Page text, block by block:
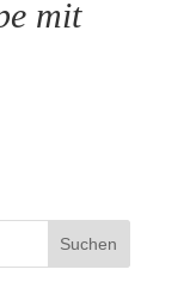
mit
Suchen